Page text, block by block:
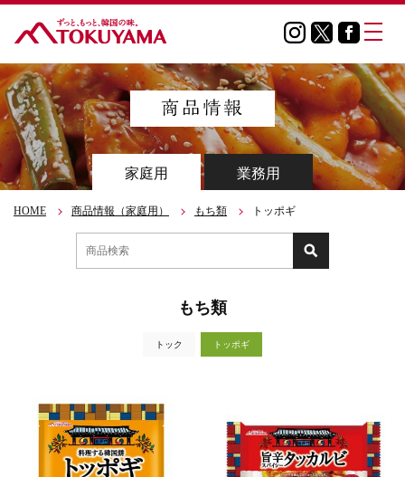
家庭用 業務用
HOME 商品情報（家庭用） もち類 トッポギ
もち類
トック トッポギ